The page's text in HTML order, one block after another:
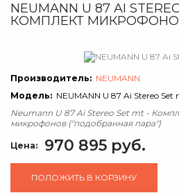
NEUMANN U 87 AI
КОМПЛЕКТ
Производитель: NEUMANN
Модель: NEUMANN U 87 Ai Stereo Set
Neumann U 87 Ai Stereo Set mt -
микрофонов ("подобранная пара")
Цена: 970 895 руб.
ПОЛОЖИТЬ В КОРЗИНУ